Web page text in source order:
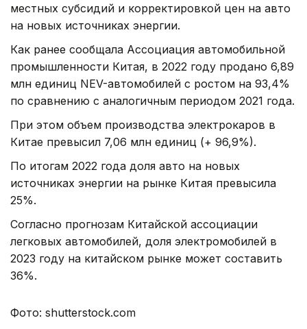
местных субсидий и корректировкой цен на авто
на новых источниках энергии.
Как ранее сообщала Ассоциация автомобильной
промышленности Китая, в 2022 году продано 6,89
млн единиц NEV-автомобилей с ростом на 93,4%
по сравнению с аналогичным периодом 2021 года.
При этом объем производства электрокаров в
Китае превысил 7,06 млн единиц (+ 96,9%).
По итогам 2022 года доля авто на новых
источниках энергии на рынке Китая превысила
25%.
Согласно прогнозам Китайской ассоциации
легковых автомобилей, доля электромобилей в
2023 году на китайском рынке может составить
36%.
Фото: shutterstock.com